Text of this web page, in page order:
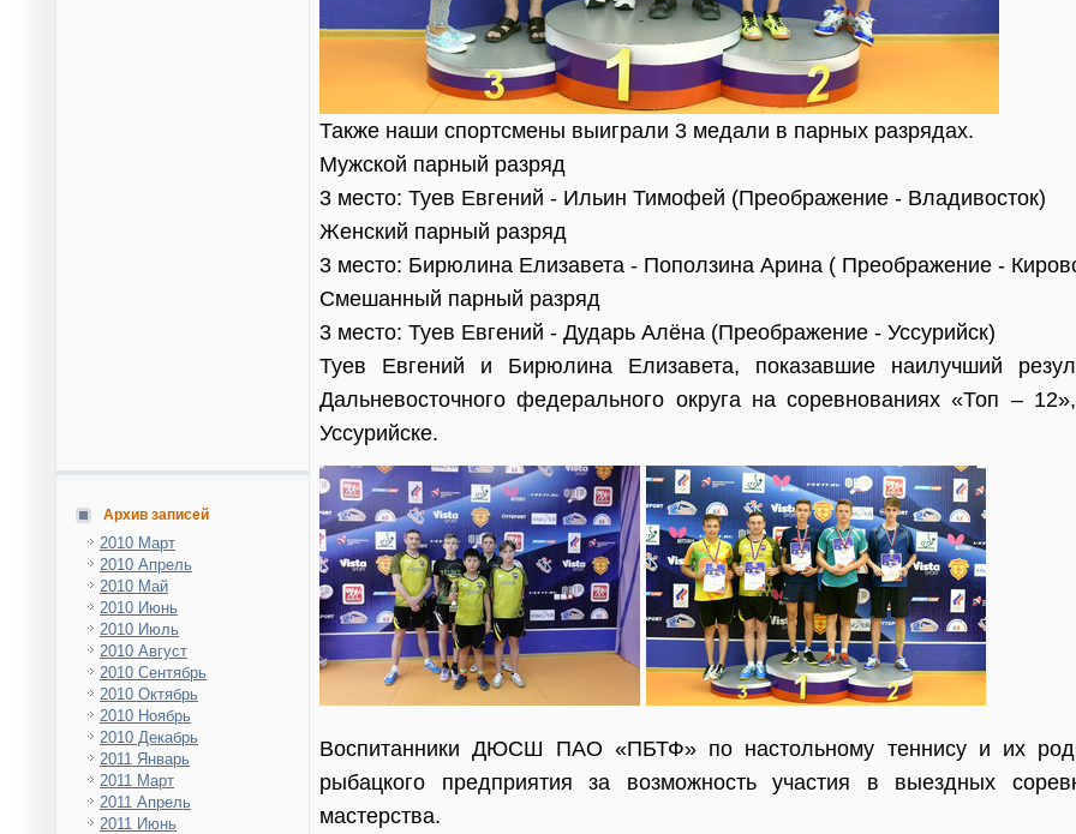
Архив записей
2010 Март
2010 Апрель
2010 Май
2010 Июнь
2010 Июль
2010 Август
2010 Сентябрь
2010 Октябрь
2010 Ноябрь
2010 Декабрь
2011 Январь
2011 Март
2011 Апрель
2011 Июнь
Также наши спортсмены выиграли 3 медали в парных разрядах.
Мужской парный разряд
3 место: Туев Евгений - Ильин Тимофей (Преображение - Владивосток)
Женский парный разряд
3 место: Бирюлина Елизавета - Поползина Арина ( Преображение -
Смешанный парный разряд
3 место: Туев Евгений - Дударь Алёна (Преображение - Уссурийск)
Туев Евгений и Бирюлина Елизавета, показавшие наилучший
Дальневосточного федерального округа на соревнованиях «Топ –
Уссурийске.
Воспитанники ДЮСШ ПАО «ПБТФ» по настольному теннису и их
рыбацкого предприятия за возможность участия в выездных
мастерства.